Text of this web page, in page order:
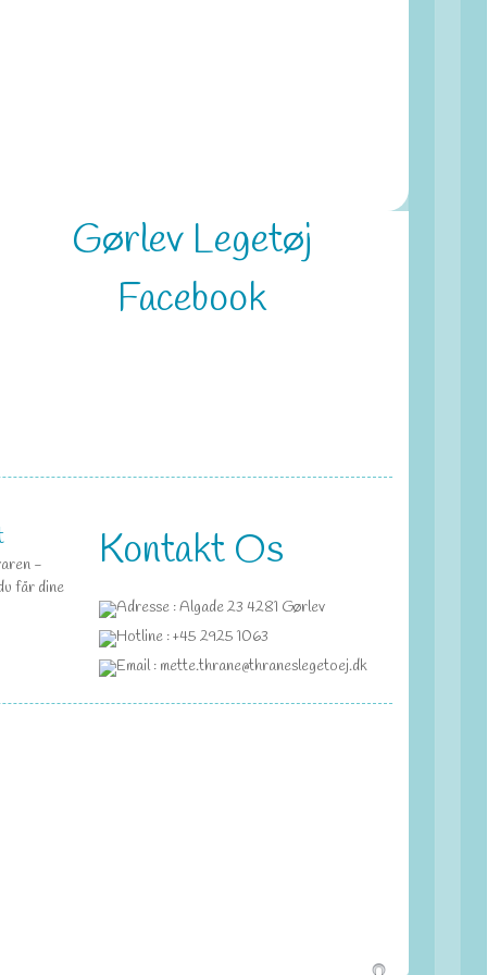
Gørlev Legetøj
Facebook
-
får dine
Kontakt Os
Adresse : Algade 23 4281 Gørlev
Hotline : +45 2925 1063
Email : mette.thrane@thraneslegetoej.dk